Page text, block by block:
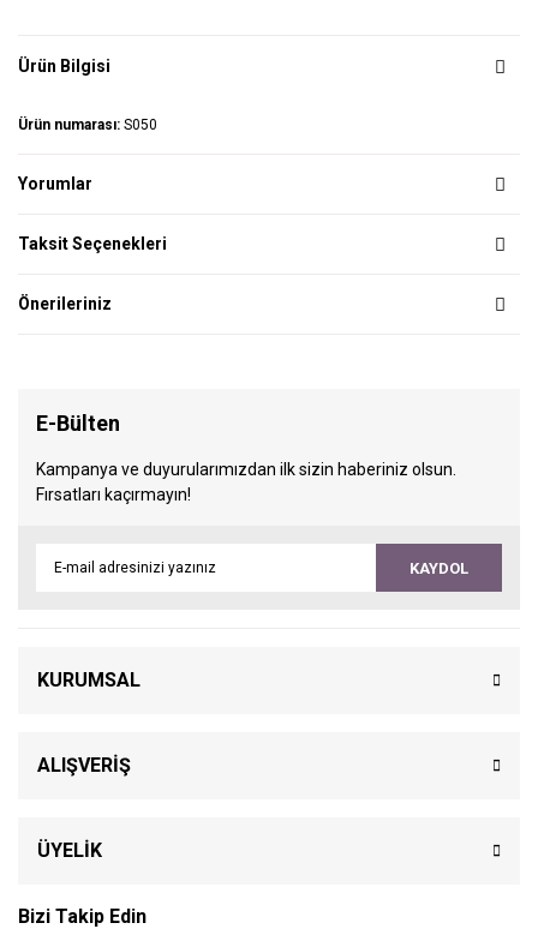
Ürün Bilgisi
Ürün numarası: S050
Yorumlar
Taksit Seçenekleri
Önerileriniz
E-Bülten
Kampanya ve duyurularımızdan ilk sizin haberiniz olsun.
Fırsatları kaçırmayın!
KAYDOL
KURUMSAL
ALIŞVERİŞ
ÜYELİK
Bizi Takip Edin